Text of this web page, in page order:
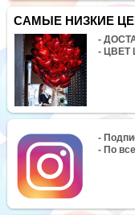
САМЫЕ НИЗКИЕ
-
-
-
- По